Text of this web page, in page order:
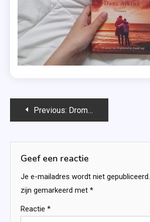
Bericht
Previous: Dromen van jou – Dani Atkins
Geef een reactie
Je e-mailadres wordt niet gepubliceerd.
zijn gemarkeerd met *
Reactie *